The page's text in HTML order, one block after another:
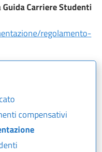
Guida Carriere Studenti
regolamento-
compensativi